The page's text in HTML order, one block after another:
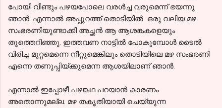
പോയി വീണ്ടും പഴയപോലെ വരൾച്ച വരുമെന്ന് ഭയന്നു
ഞാൻ. എന്നാൽ അപ്പുറത്ത് തൊടിയിൽ ഒരു വലിയ മഴ
സംഭരണിയുണ്ടാക്കി അച്ഛൻ ആ ആശങ്കകളെയും
തൂത്തെറിഞ്ഞു. ഇത്തവണ നാട്ടിൽ പോകുമ്പോൾ ടൈൽ
വിരിച്ച മുറ്റമെന്നെ നീറ്റുമെങ്കിലും തൊടിയിലെ മഴ സംഭരണി
എന്നെ തണുപ്പിയ്ക്കുമെന്ന ആശയിലാണ് ഞാൻ.
എന്നാൽ ഇപ്പോഴീ പഴങ്കഥ പറയാൻ കാരണം
അതൊന്നുമല്ല. മഴ തകൃതിയായി ചെയ്യുന്ന